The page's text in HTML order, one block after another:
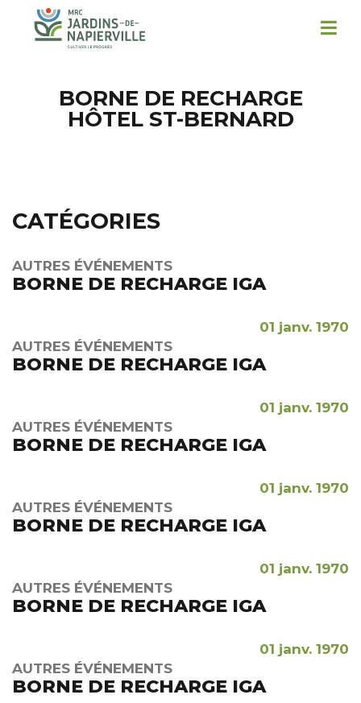
BORNE DE RECHARGE
HÔTEL ST-BERNARD
CATÉGORIES
AUTRES ÉVÉNEMENTS
BORNE DE RECHARGE IGA
01 janv. 1970
AUTRES ÉVÉNEMENTS
BORNE DE RECHARGE IGA
01 janv. 1970
AUTRES ÉVÉNEMENTS
BORNE DE RECHARGE IGA
01 janv. 1970
AUTRES ÉVÉNEMENTS
BORNE DE RECHARGE IGA
01 janv. 1970
AUTRES ÉVÉNEMENTS
BORNE DE RECHARGE IGA
01 janv. 1970
AUTRES ÉVÉNEMENTS
BORNE DE RECHARGE IGA